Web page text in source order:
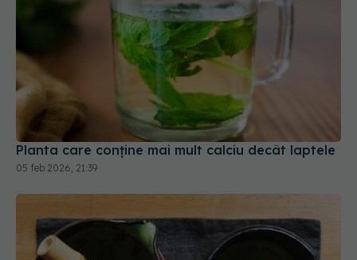
Planta care conține mai mult calciu decât laptele
05 feb 2026, 21:39